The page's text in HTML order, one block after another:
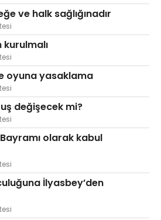
ve halk sağlığınadır
kurulmalı
oyuna yasaklama
değişecek mi?
olarak kabul
İlyasbey’den